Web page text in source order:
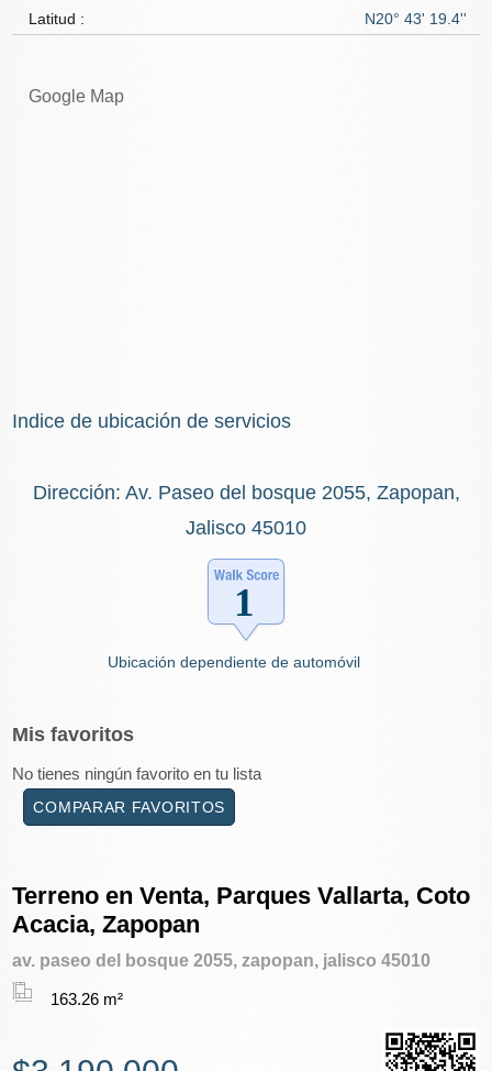
Latitud :
N20° 43' 19.4''
Google Map
Indice de ubicación de servicios
Dirección: Av. Paseo del bosque 2055, Zapopan,
Jalisco 45010
Ubicación dependiente de automóvil
Mis favoritos
No tienes ningún favorito en tu lista
COMPARAR FAVORITOS
Terreno en Venta, Parques Vallarta, Coto
Acacia, Zapopan
av. paseo del bosque 2055, zapopan, jalisco 45010
163.26 m²